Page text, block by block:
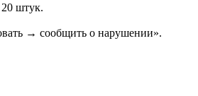
20 штук.
→ сообщить о нарушении».